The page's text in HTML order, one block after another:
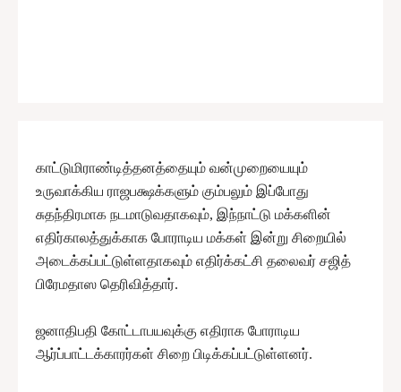
காட்டுமிராண்டித்தனத்தையும் வன்முறையையும்
உருவாக்கிய ராஜபக்ஷக்களும் கும்பலும் இப்போது
சுதந்திரமாக நடமாடுவதாகவும், இந்நாட்டு மக்களின்
எதிர்காலத்துக்காக போராடிய மக்கள் இன்று சிறையில்
அடைக்கப்பட்டுள்ளதாகவும் எதிர்க்கட்சி தலைவர் சஜித்
பிரேமதாஸ தெரிவித்தார்.
ஜனாதிபதி கோட்டாபயவுக்கு எதிராக போராடிய
ஆர்ப்பாட்டக்காரர்கள் சிறை பிடிக்கப்பட்டுள்ளனர்.